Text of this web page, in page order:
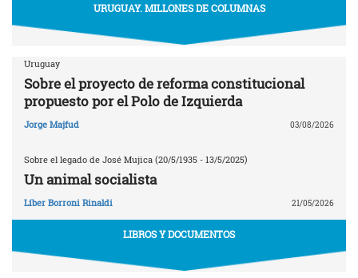
URUGUAY. MILLONES DE COLUMNAS
Uruguay
Sobre el proyecto de reforma constitucional
propuesto por el Polo de Izquierda
Jorge Majfud 03/08/2026
Sobre el legado de José Mujica (20/5/1935 - 13/5/2025)
Un animal socialista
Líber Borroni Rinaldi 21/05/2026
LIBROS Y DOCUMENTOS